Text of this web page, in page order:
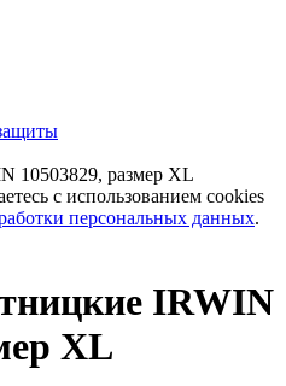
10503829, размер XL
с использованием cookies
персональных данных.
IRWIN
XL